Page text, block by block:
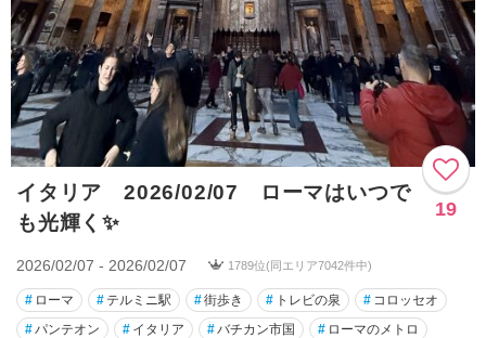
イタリア 2026/02/07 ローマはいつで
も光輝く✨
19
2026/02/07 - 2026/02/07 1789位(同エリア7042件中)
# ローマ # テルミニ駅 #街歩き # トレビの泉 # コロッセオ
#パンテオン # イタリア #バチカン市国 # ローマのメトロ